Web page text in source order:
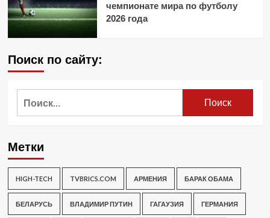
чемпионате мира по футболу
2026 года
Поиск по сайту:
Метки
HIGH-TECH TVBRICS.COM АРМЕНИЯ БАРАК ОБАМА
БЕЛАРУСЬ ВЛАДИМИР ПУТИН ГАГАУЗИЯ ГЕРМАНИЯ